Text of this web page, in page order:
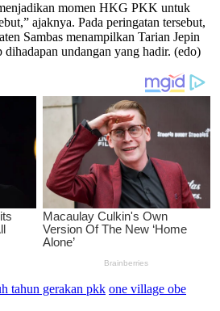
momen HKG PKK untuk
ajaknya. Pada peringatan tersebut,
Sambas menampilkan Tarian Jepin
undangan yang hadir. (edo)
tahun gerakan pkk one village obe